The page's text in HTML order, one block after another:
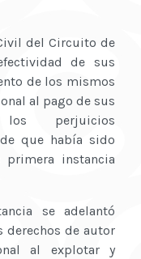
del Circuito de
de sus
de los mismos
al pago de sus
perjuicios
que había sido
instancia
se adelantó
derechos de autor
al explotar y